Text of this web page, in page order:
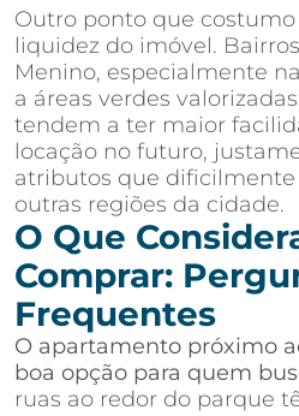
Outro ponto que costumo
liquidez do imóvel.
Menino, especialmente
a áreas verdes
tendem a ter maior
locação no futuro,
atributos que
outras regiões da cidade.
O Que
Comprar:
Frequentes
O apartamento próximo
boa opção para quem
ruas ao redor do parque